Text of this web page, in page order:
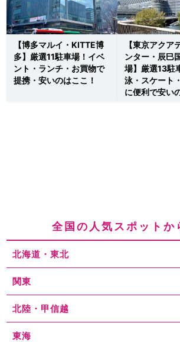
【博多マルイ・KITTE博
多】厳選11駐車場！イベ
ント・ランチ・お買物で
提携・安いのはここ！
【東京アクア
ンター・辰巳
場】厳選13駐
泳・スケート
に便利で安い
全国の人気スポットか
北海道・東北
関東
北陸・甲信越
東海